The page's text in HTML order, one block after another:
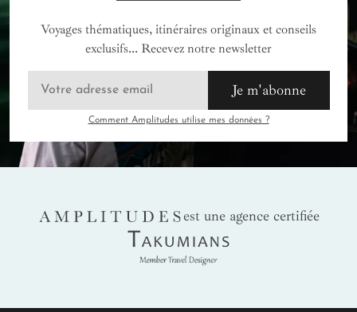
Voyages thématiques, itinéraires originaux et conseils
exclusifs... Recevez notre newsletter
Je m'abonne
Comment Amplitudes utilise mes données ?
AMPLITUDES
est une agence certifiée
Takumians